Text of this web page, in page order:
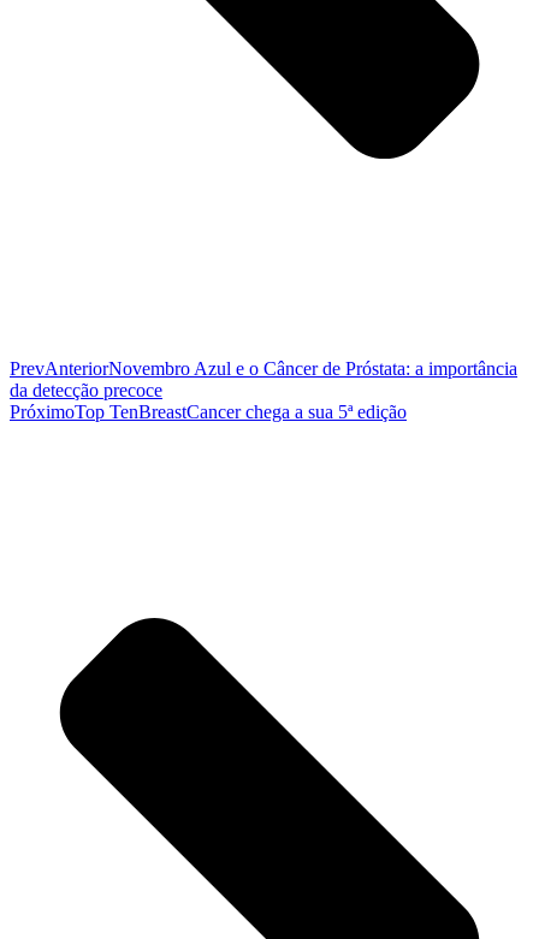
PrevAnteriorNovembro Azul e o Câncer de Próstata: a importância
da detecção precoce
PróximoTop TenBreastCancer chega a sua 5ª edição